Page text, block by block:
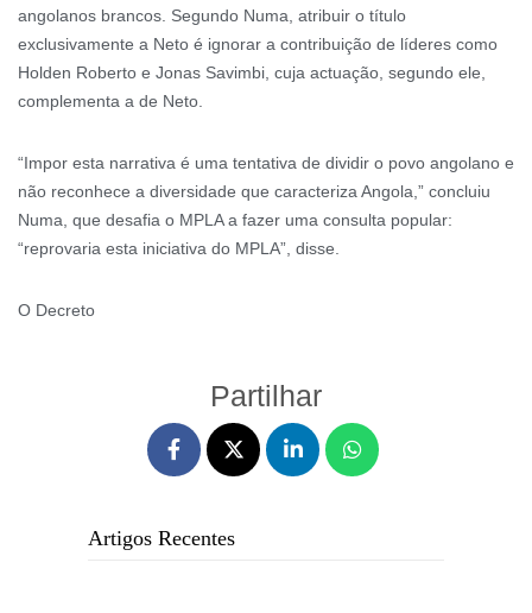
angolanos brancos. Segundo Numa, atribuir o título
exclusivamente a Neto é ignorar a contribuição de líderes como
Holden Roberto e Jonas Savimbi, cuja actuação, segundo ele,
complementa a de Neto.
“Impor esta narrativa é uma tentativa de dividir o povo angolano e
não reconhece a diversidade que caracteriza Angola,” concluiu
Numa, que desafia o MPLA a fazer uma consulta popular:
“reprovaria esta iniciativa do MPLA”, disse.
O Decreto
Partilhar
Artigos Recentes